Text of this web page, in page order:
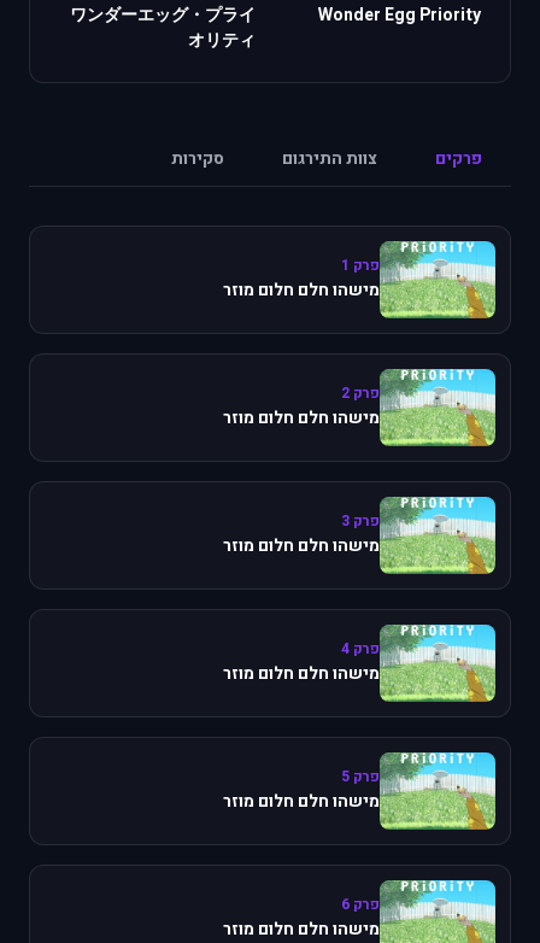
Wonder Egg Priority
ワンダーエッグ・プライ
オリティ
פרקים צוות התירגום סקירות
פרק 1
מישהו חלם חלום מוזר
פרק 2
מישהו חלם חלום מוזר
פרק 3
מישהו חלם חלום מוזר
פרק 4
מישהו חלם חלום מוזר
פרק 5
מישהו חלם חלום מוזר
פרק 6
מישהו חלם חלום מוזר